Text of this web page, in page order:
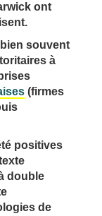
ont
souvent
à
(firmes
positives
double
de